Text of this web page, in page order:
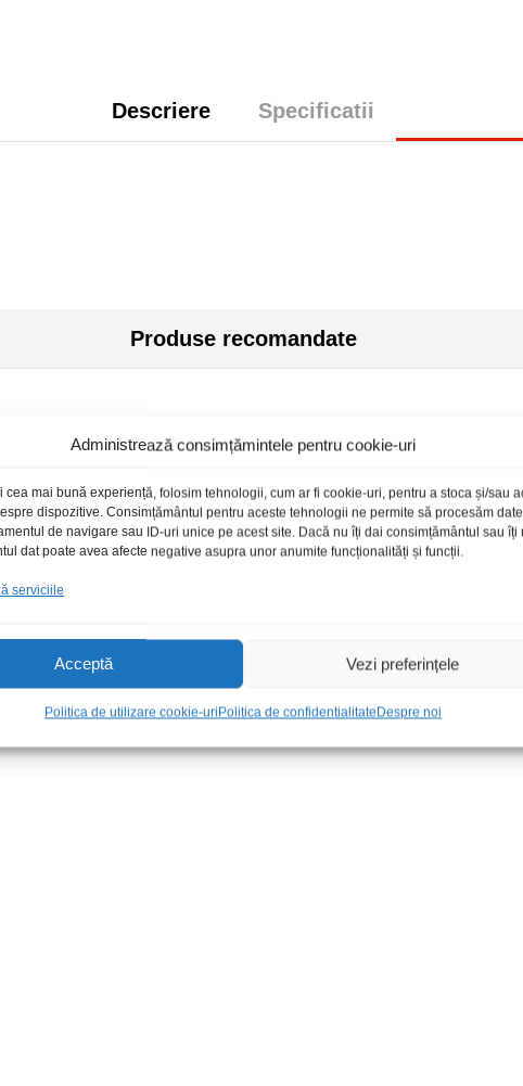
Administrează consimțămintele pentru cookie-uri
cea mai bună experiență, folosim tehnologii, cum ar fi cookie-uri, pentru a stoca și/sau
dispozitive. Consimțământul pentru aceste tehnologii ne permite să procesăm
de navigare sau ID-uri unice pe acest site. Dacă nu îți dai consimțământul sau îți
dat poate avea afecte negative asupra unor anumite funcționalități și funcții.
serviciile
Acceptă Vezi preferințele
Politica de utilizare cookie-uriPolitica de confidentialitateDespre noi
Descriere Specificatii
Produse recomandate
auto 6.5″ Conector ISO Daewoo Matiz
30,00lei/Buc 210,00